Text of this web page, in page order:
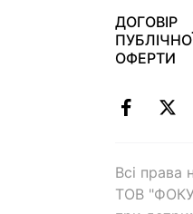
ДОГОВІР
ОФЕРТИ
Всі права
ТОВ